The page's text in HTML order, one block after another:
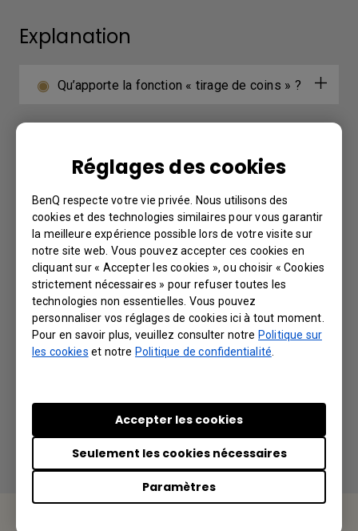
Réglages des cookies
BenQ respecte votre vie privée. Nous utilisons des
cookies et des technologies similaires pour vous garantir
la meilleure expérience possible lors de votre visite sur
notre site web. Vous pouvez accepter ces cookies en
cliquant sur « Accepter les cookies », ou choisir « Cookies
strictement nécessaires » pour refuser toutes les
technologies non essentielles. Vous pouvez
personnaliser vos réglages de cookies ici à tout moment.
Pour en savoir plus, veuillez consulter notrePolitique sur
les cookies et notrePolitique de confidentialité
Paramètres
Seulement les cookies nécessaires
Accepter les cookies
Explanation
Qu’apporte la fonction « tirage de coins » ?
Further Query
Qu’apporte la fonction « tirage de coins » ?
Quelle est la fonction de la touche «
INSTALLATION RAPIDE » (QUICK INSTALL) de
la télécommande ?
Quelle est la valeur limite suggérée du
réglage du trapèze lorsque le vidéoprojecteur